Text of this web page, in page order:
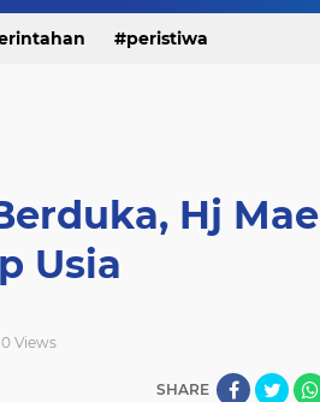
peristiwa
Hj Mae
Usia
0 Views
SHARE